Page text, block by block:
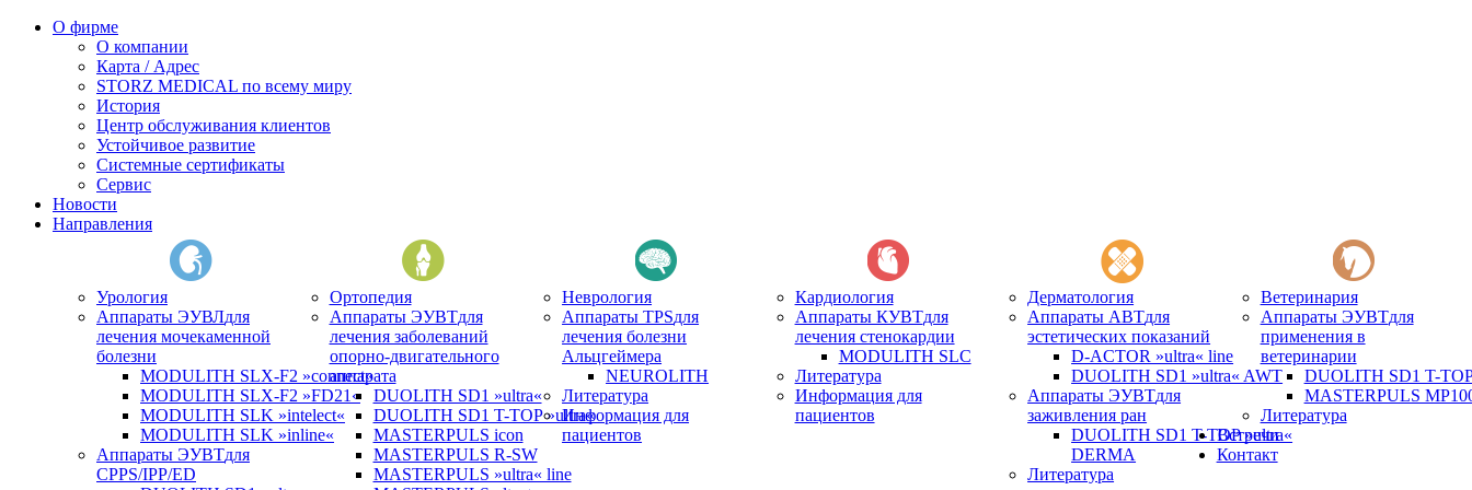
О фирме
О компании
Карта / Адрес
STORZ MEDICAL по всему миру
История
Центр обслуживания клиентов
Устойчивое развитие
Системные сертификаты
Сервис
Новости
Направления
Урология
Аппараты ЭУВЛдля
лечения мочекаменной
болезни
MODULITH SLX-F2 »connect«
MODULITH SLX-F2 »FD21«
MODULITH SLK »intelect«
MODULITH SLK »inline«
Аппараты ЭУВТдля
CPPS/IPP/ED
Ортопедия
Аппараты ЭУВТдля
лечения заболеваний
опорно-двигательного
аппарата
DUOLITH SD1 »ultra«
DUOLITH SD1 T-TOP »ultra«
MASTERPULS icon
MASTERPULS R-SW
MASTERPULS »ultra« line
Неврология
Аппараты TPSдля
лечения болезни
Альцгеймера
NEUROLITH
Литература
Информация для
пациентов
Кардиология
Аппараты КУВТдля
лечения стенокардии
MODULITH SLC
Литература
Информация для
пациентов
Дерматология
Аппараты АВТдля
эстетических показаний
D-ACTOR »ultra« line
DUOLITH SD1 »ultra« AWT
Аппараты ЭУВТдля
заживления ран
DUOLITH SD1 T-TOP »ultra«
DERMA
Литература
Ветеринария
Аппараты ЭУВТдля
применения в
ветеринарии
DUOLITH SD1 T-
MASTERPULS
Литература
Встречи
Контакт